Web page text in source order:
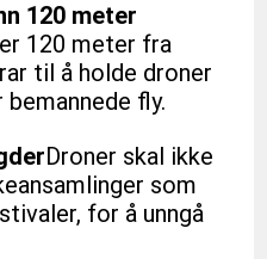
120 meter
120 meter fra
til å holde droner
fly.
Droner skal ikke
som
for å unngå